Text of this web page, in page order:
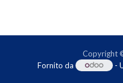
Copyright
Fornito da
-